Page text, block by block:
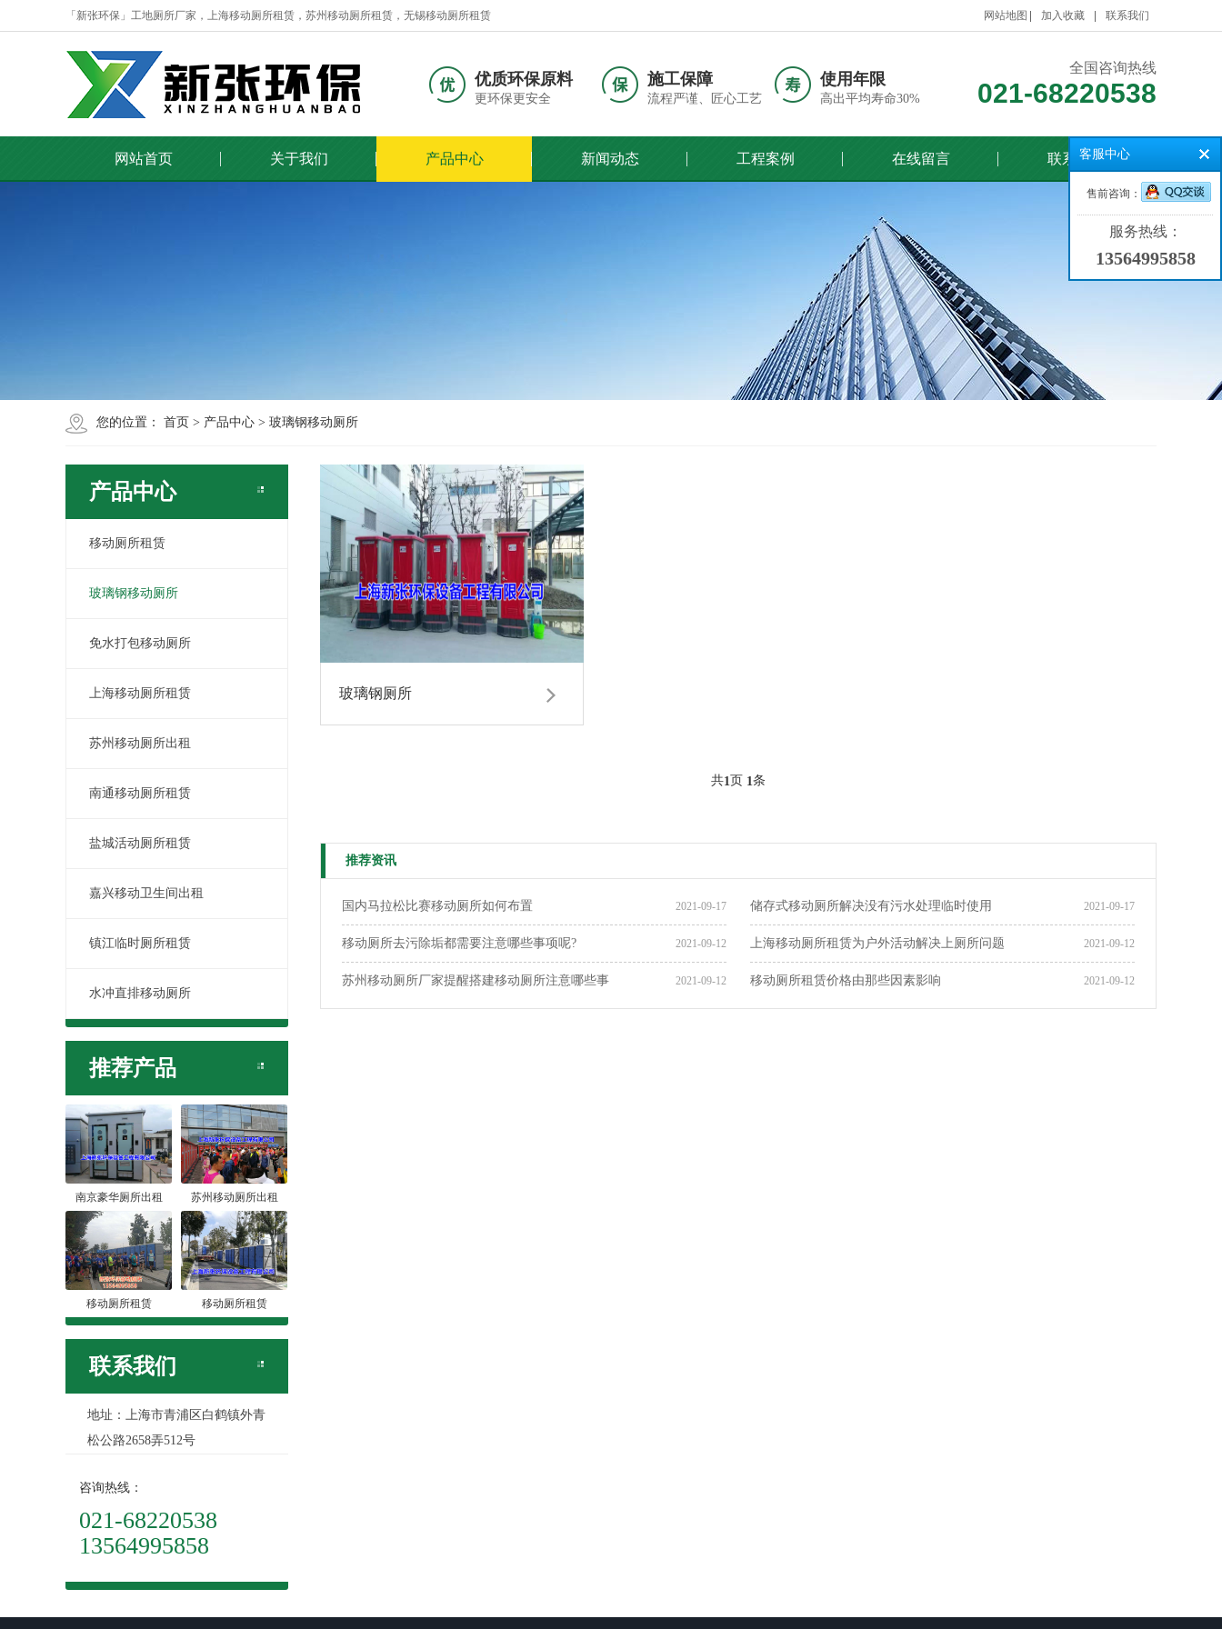
网站地图 加入收藏 联系我们
「新张环保」工地厕所厂家，上海移动厕所租赁，苏州移动厕所租赁，无锡移动厕所租赁
优质环保原料
更环保更安全
施工保障
流程严谨、匠心工艺
使用年限
高出平均寿命30%
全国咨询热线
021-68220538
网站首页 关于我们 产品中心 新闻动态 工程案例 在线留言 联系我们
您的位置： 首页 > 产品中心 > 玻璃钢移动厕所
产品中心
移动厕所租赁
玻璃钢移动厕所
免水打包移动厕所
上海移动厕所租赁
苏州移动厕所出租
南通移动厕所租赁
盐城活动厕所租赁
嘉兴移动卫生间出租
镇江临时厕所租赁
水冲直排移动厕所
推荐产品
南京豪华厕所出租 苏州移动厕所出租
移动厕所租赁 移动厕所租赁
联系我们
地址：上海市青浦区白鹤镇外青
松公路2658弄512号
咨询热线：
021-68220538
13564995858
玻璃钢厕所
共1页 1条
推荐资讯
2021-09-17
国内马拉松比赛移动厕所如何布置 2021-09-17
储存式移动厕所解决没有污水处理临时使用
2021-09-12
移动厕所去污除垢都需要注意哪些事项呢? 2021-09-12
上海移动厕所租赁为户外活动解决上厕所问题
2021-09-12
苏州移动厕所厂家提醒搭建移动厕所注意哪些事 2021-09-12
移动厕所租赁价格由那些因素影响
客服中心
售前咨询：
服务热线：
13564995858